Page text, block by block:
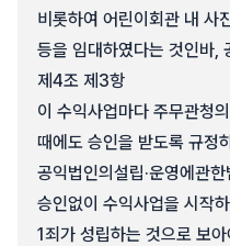
비롯하여 어린이회관 내 사
등을 임대하였다는 것인바,
제4조 제3항
이 수익사업마다 주무관청
때에도 승인을 받도록 규정
공익법인의설립·운영에관
승인없이 수익사업을 시작
1죄가 성립하는 것으로 보